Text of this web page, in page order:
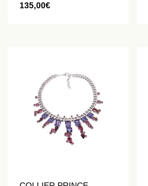
135,00€